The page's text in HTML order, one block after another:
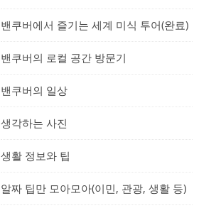
밴쿠버에서 즐기는 세계 미식 투어(완료)
밴쿠버의 로컬 공간 방문기
밴쿠버의 일상
생각하는 사진
생활 정보와 팁
알짜 팁만 모아모아(이민, 관광, 생활 등)